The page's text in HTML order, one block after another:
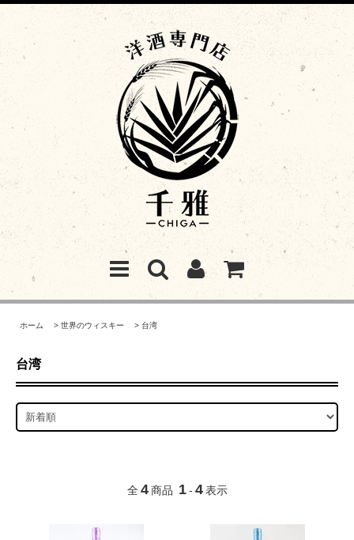
ホーム > 世界のウィスキー > 台湾
台湾
全 4 商品 1 - 4 表示